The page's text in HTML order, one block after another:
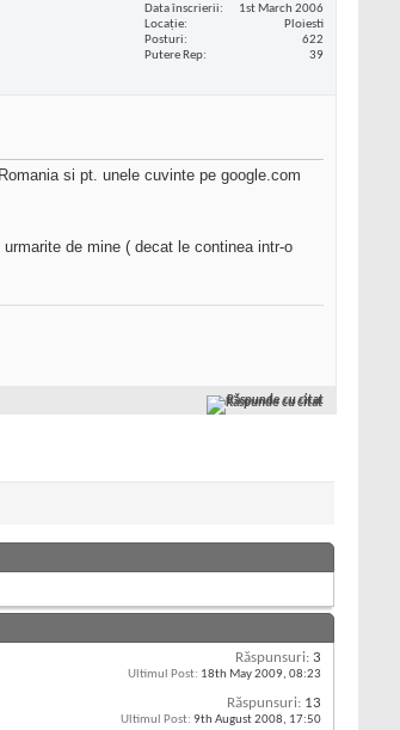
Data înscrierii
1st March 2006
Locaţie
Ploiesti
Posturi
622
Putere Rep
39
si pt. unele cuvinte pe google.com
de mine ( decat le continea intr-o
Răspunde cu citat
Răspunsuri: 3
Ultimul Post: 18th May 2009, 08:23
Răspunsuri: 13
Ultimul Post: 9th August 2008, 17:50